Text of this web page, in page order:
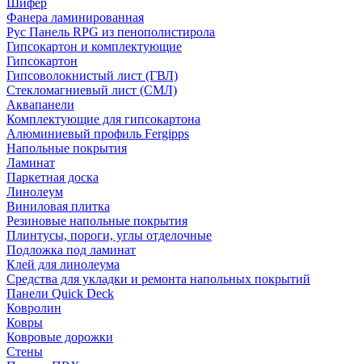
Шифер
Фанера ламинированная
Рус Панель RPG из пенополистирола
Гипсокартон и комплектующие
Гипсокартон
Гипсоволокнистый лист (ГВЛ)
Стекломагниевый лист (СМЛ)
Аквапанели
Комплектующие для гипсокартона
Алюминиевый профиль Fergipps
Напольные покрытия
Ламинат
Паркетная доска
Линолеум
Виниловая плитка
Резиновые напольные покрытия
Плинтусы, пороги, углы отделочные
Подложка под ламинат
Клей для линолеума
Средства для укладки и ремонта напольных покрытий
Панели Quick Deck
Ковролин
Ковры
Ковровые дорожки
Стены